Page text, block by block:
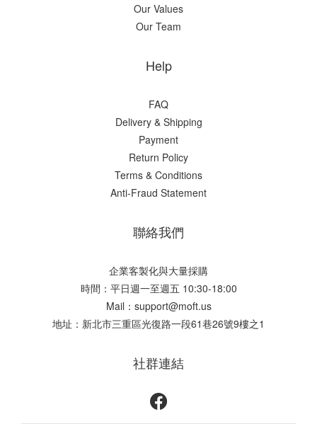
Our Values
Our Team
Help
FAQ
Delivery & Shipping
Payment
Return Policy
Terms & Conditions
Anti-Fraud Statement
聯絡我們
企業客製化與大量採購
時間：平日週一至週五 10:30-18:00
Mail：support@moft.us
地址：新北市三重區光復路一段61巷26號9樓之1
社群連結